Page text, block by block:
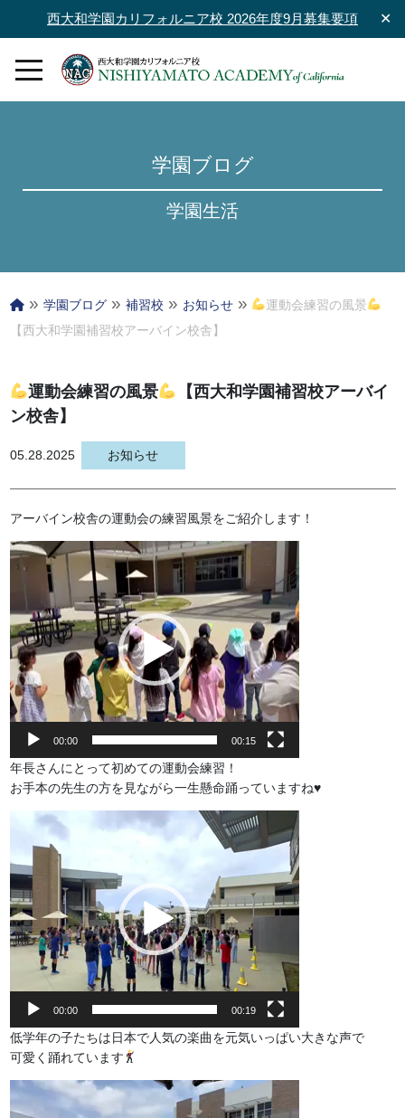
西大和学園カリフォルニア校 2026年度9月募集要項 ✕
学園ブログ
学園生活
» 学園ブログ» 補習校 » お知らせ»
運動会練習の風景
【西大和学園補習校アーバイン校舎】
運動会練習の風景
【西大和学園補習校アーバイ
ン校舎】
05.28.2025 お知らせ
アーバイン校舎の運動会の練習風景をご紹介します！
動
画
ー
ヤ
ー
00:00 00:15
年長さんにとって初めての運動会練習！
お手本の先生の方を見ながら一生懸命踊っていますね♥️
レ
ー
ヤ
ー
00:00 00:19
低学年の子たちは日本で人気の楽曲を元気いっぱい大きな声で
可愛く踊れています
動
画